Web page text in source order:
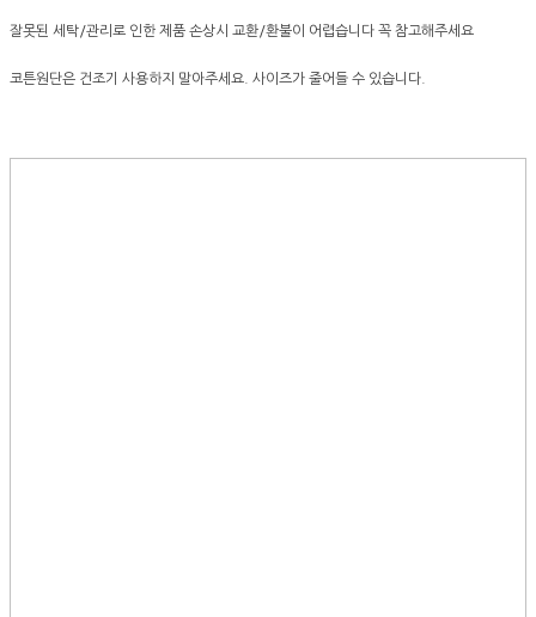
잘못된 세탁/관리로 인한 제품 손상시 교환/환불이 어렵습니다 꼭 참고해주세요
코튼원단은 건조기 사용하지 말아주세요. 사이즈가 줄어들 수 있습니다.